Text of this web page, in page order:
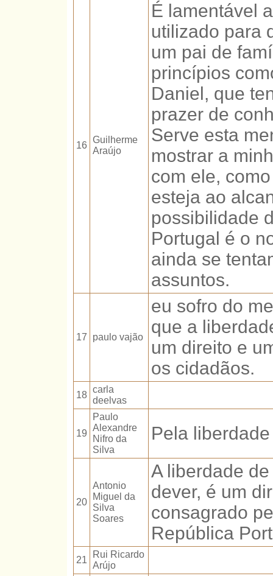
16
Guilherme
Araújo
É lamentável
utilizado para
um pai de
princípios
Daniel, que
prazer de
Serve esta
mostrar a
com ele,
esteja ao
possibilidade
Portugal é o
ainda se
assuntos.
17 paulo vajão
eu sofro do
que a
um direito e
os cidadãos.
18
carla
deelvas
19
Paulo
Alexandre
Nifro da
Silva
Pela
20
Antonio
Miguel da
Silva
Soares
A liberdade
dever, é um
consagrado
República
21
Rui Ricardo
Arújo